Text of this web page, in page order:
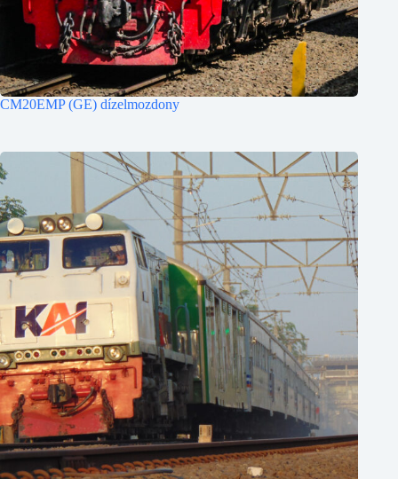
CM20EMP (GE) dízelmozdony